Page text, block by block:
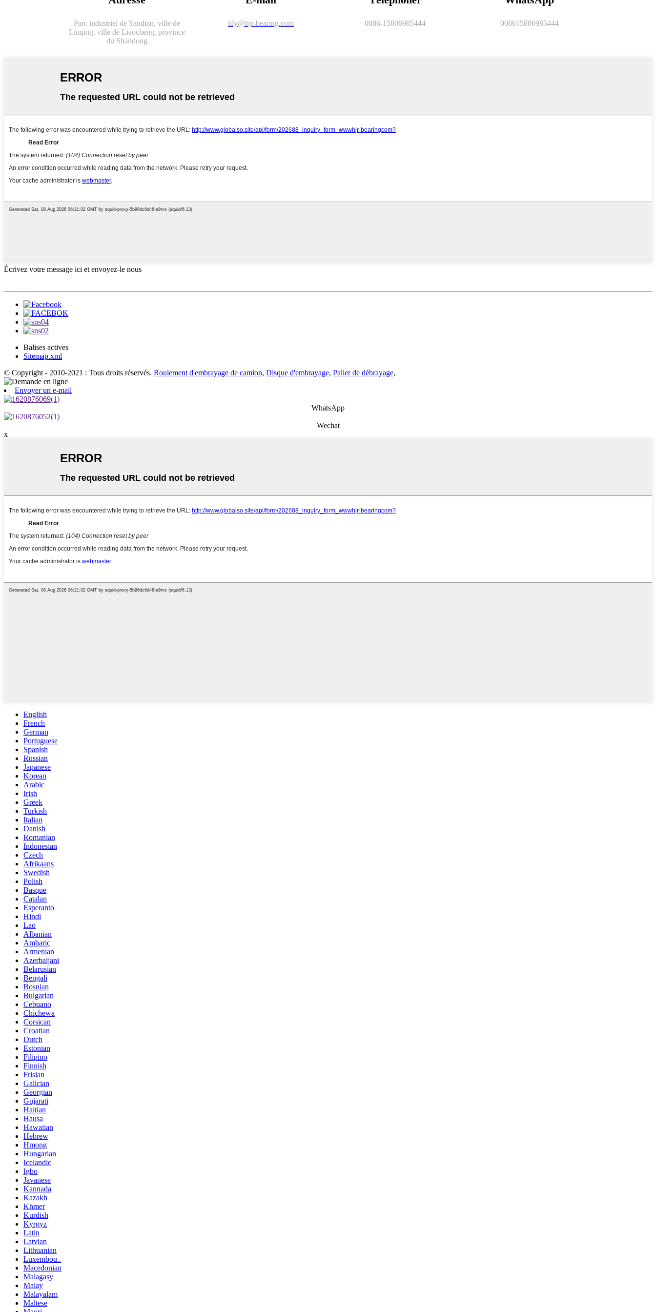
Parc industriel de Yandian, ville de
Linqing, ville de Liaocheng, province
du Shandong
lily@hjr-bearing.com 0086-15806985444 008615806985444
Écrivez votre message ici et envoyez-le nous
Balises actives
Sitemap.xml
© Copyright - 2010-2021 : Tous droits réservés. Roulement d'embrayage de camion, Disque d'embrayage, Palier de débrayage,
Envoyer un e-mail
WhatsApp
Wechat
x
English
French
German
Portuguese
Spanish
Russian
Japanese
Korean
Arabic
Irish
Greek
Turkish
Italian
Danish
Romanian
Indonesian
Czech
Afrikaans
Swedish
Polish
Basque
Catalan
Esperanto
Hindi
Lao
Albanian
Amharic
Armenian
Azerbaijani
Belarusian
Bengali
Bosnian
Bulgarian
Cebuano
Chichewa
Corsican
Croatian
Dutch
Estonian
Filipino
Finnish
Frisian
Galician
Georgian
Gujarati
Haitian
Hausa
Hawaiian
Hebrew
Hmong
Hungarian
Icelandic
Igbo
Javanese
Kannada
Kazakh
Khmer
Kurdish
Kyrgyz
Latin
Latvian
Lithuanian
Luxembou..
Macedonian
Malagasy
Malay
Malayalam
Maltese